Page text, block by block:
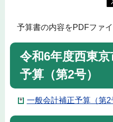
予算書の内容をPDFファ
令和6年度西東
予算（第2号）
一般会計補正予算（第2